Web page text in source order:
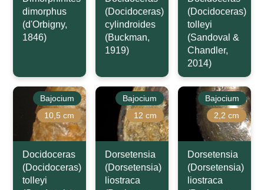
dimorphus
(d'Orbigny,
1846)
(Docidoceras)
cylindroides
(Buckman,
1919)
(Docidoceras)
tolleyi
(Sandoval &
Chandler,
2014)
Bajocium
10,5 cm
Docidoceras
(Docidoceras)
tolleyi
Bajocium
12 cm
Dorsetensia
(Dorsetensia)
liostraca
Bajocium
2,2 cm
Dorsetensia
(Dorsetensia)
liostraca